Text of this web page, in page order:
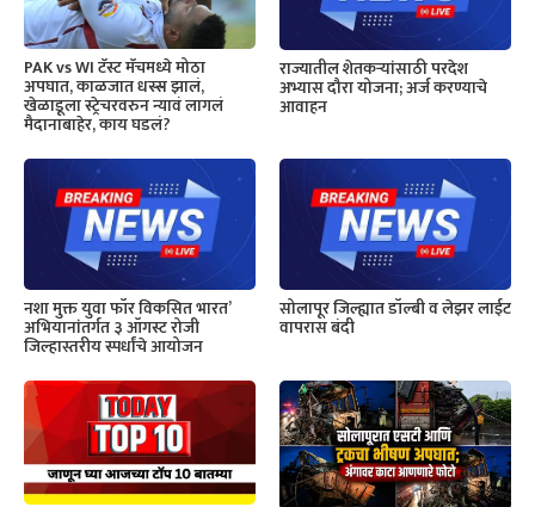
PAK vs WI टॅस्ट मॅचमध्ये मोठा
अपघात, काळजात धस्स झालं,
खेळाडूला स्ट्रेचरवरुन न्यावं लागलं
मैदानाबाहेर, काय घडलं?
राज्यातील शेतकऱ्यांसाठी परदेश
अभ्यास दौरा योजना; अर्ज करण्याचे
आवाहन
नशा मुक्त युवा फॉर विकसित भारत’
अभियानांतर्गत ३ ऑगस्ट रोजी
जिल्हास्तरीय स्पर्धांचे आयोजन
सोलापूर जिल्ह्यात डॉल्बी व लेझर लाईट
वापरास बंदी